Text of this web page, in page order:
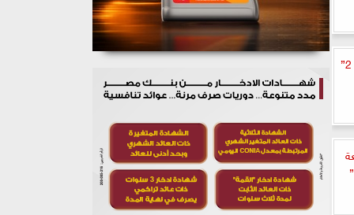
إطلاق البوستر الرسمى لفيلم ”الحريفة 2”